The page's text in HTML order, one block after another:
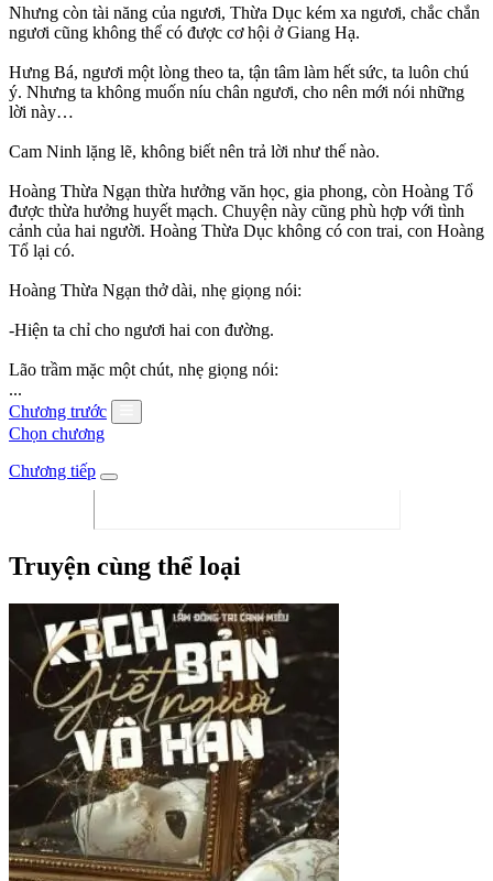
Nhưng còn tài năng của ngươi, Thừa Dục kém xa ngươi, chắc chắn
ngươi cũng không thể có được cơ hội ở Giang Hạ.
Hưng Bá, ngươi một lòng theo ta, tận tâm làm hết sức, ta luôn chú
ý. Nhưng ta không muốn níu chân ngươi, cho nên mới nói những
lời này…
Cam Ninh lặng lẽ, không biết nên trả lời như thế nào.
Hoàng Thừa Ngạn thừa hưởng văn học, gia phong, còn Hoàng Tổ
được thừa hưởng huyết mạch. Chuyện này cũng phù hợp với tình
cảnh của hai người. Hoàng Thừa Dục không có con trai, con Hoàng
Tổ lại có.
Hoàng Thừa Ngạn thở dài, nhẹ giọng nói:
-Hiện ta chỉ cho ngươi hai con đường.
Lão trầm mặc một chút, nhẹ giọng nói:
...
Chương trước
Chọn chương
Chương tiếp
Truyện cùng thể loại